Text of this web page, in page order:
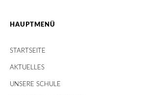
HAUPTMENÜ
STARTSEITE
AKTUELLES
UNSERE SCHULE